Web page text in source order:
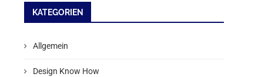
KATEGORIEN
Allgemein
Design Know How